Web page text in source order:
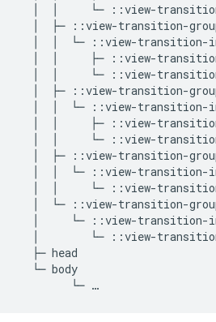
│  │     └─ ::view-
│  ├─ ::view-transition-
│  │  └─ ::view-transition-
│  │     ├─ ::view-
│  │     └─ ::view-
│  ├─ ::view-transition-
│  │  └─ ::view-transition-
│  │     ├─ ::view-
│  │     └─ ::view-
│  ├─ ::view-transition-
│  │  └─ ::view-transition-
│  │     └─ ::view-
│  └─ ::view-transition-
│     └─ ::view-transition-
│        └─ ::view-
  ├─ head
  └─ body